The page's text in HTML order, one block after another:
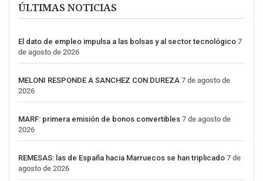
ÚLTIMAS NOTICIAS
El dato de empleo impulsa a las bolsas y al sector tecnológico 7
de agosto de 2026
MELONI RESPONDE A SANCHEZ CON DUREZA 7 de agosto de
2026
MARF: primera emisión de bonos convertibles 7 de agosto de
2026
REMESAS: las de España hacia Marruecos se han triplicado 7 de
agosto de 2026